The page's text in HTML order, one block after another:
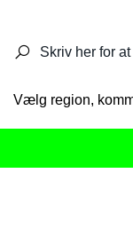
Vælg region,